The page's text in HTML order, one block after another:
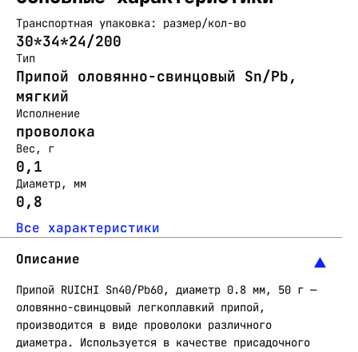
Транспортная упаковка: размер/кол-во
30*34*24/200
Тип
Припой оловянно-свинцовый Sn/Pb,
мягкий
Исполнение
проволока
Вес, г
0,1
Диаметр, мм
0,8
Все характеристики
Описание
Припой RUICHI Sn40/Pb60, диаметр 0.8 мм, 50 г —
оловянно-свинцовый легкоплавкий припой,
производится в виде проволоки различного
диаметра. Используется в качестве присадочного